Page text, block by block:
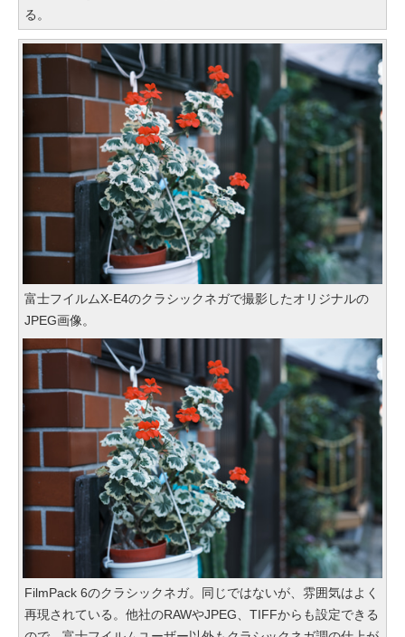
る。
富士フイルムX-E4のクラシックネガで撮影したオリジナルの
JPEG画像。
FilmPack 6のクラシックネガ。同じではないが、雰囲気はよく
再現されている。他社のRAWやJPEG、TIFFからも設定できる